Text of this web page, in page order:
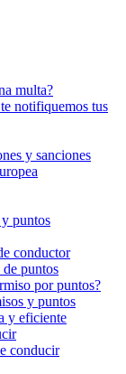
multa?
notifiquemos tus
y sanciones
puntos
conductor
puntos
por puntos?
y puntos
y eficiente
conducir